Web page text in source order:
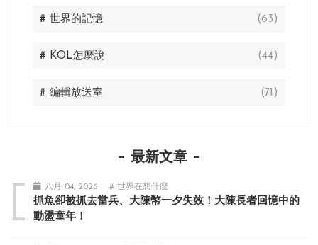
# 世界的記憶 (63)
# KOL怎麼說 (44)
# 編輯放送室 (71)
最新文章
八月 04, 2026 # 世界在想什麼
抓魚卻被抓去當兵、大陳幣一夕失效！大陳長者回憶中的
動盪童年！